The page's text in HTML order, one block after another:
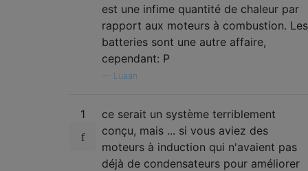
est une infime quantité de chaleur par
rapport aux moteurs à combustion. Les
batteries sont une autre affaire,
cependant: P
Luaan
1
ce serait un système terriblement
conçu, mais ... si vous aviez des
moteurs à induction qui n'avaient pas
déjà de condensateurs pour améliorer